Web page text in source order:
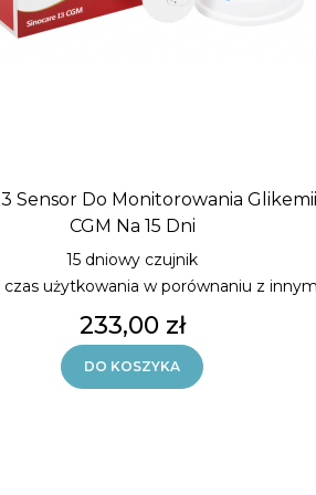
Sensor Do Monitorowania Glikemii
CGM Na 15 Dni
15 dniowy czujnik
czas użytkowania w porównaniu z
systemami CGM
skanowania sensor można aplikować
na ramieniu u pacjentów od 13 roku życia.
pory dozwolony był wyłącznie brzuch (u
Cena
233,00 zł
DO KOSZYKA